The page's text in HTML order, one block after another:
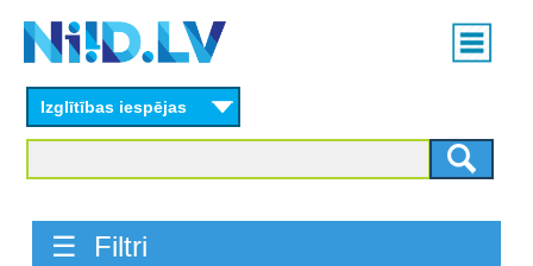
content
Main
menu
Izglītības iespējas
☰ Filtri